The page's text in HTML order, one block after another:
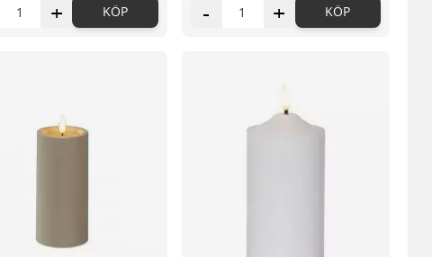
+ KÖP - + KÖP